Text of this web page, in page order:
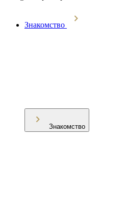
Знакомство
Знакомство